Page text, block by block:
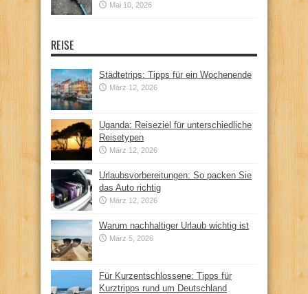
Mai 10, 2026
REISE
Städtetrips: Tipps für ein Wochenende
März 12, 2026
Uganda: Reiseziel für unterschiedliche
Reisetypen
März 12, 2026
Urlaubsvorbereitungen: So packen Sie
das Auto richtig
März 12, 2026
Warum nachhaltiger Urlaub wichtig ist
März 5, 2026
Für Kurzentschlossene: Tipps für
Kurztripps rund um Deutschland